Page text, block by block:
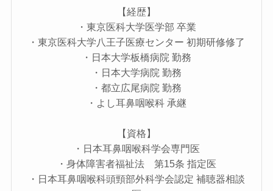
【経歴】
・東京医科大学医学部 卒業
・東京医科大学八王子医療センター 初期研修修了
・日本大学板橋病院 勤務
・日本大学病院 勤務
・都立広尾病院 勤務
・よし耳鼻咽喉科 承継
【資格】
・日本耳鼻咽喉科学会専門医
・身体障害者福祉法 第15条 指定医
・日本耳鼻咽喉科頭頸部外科学会認定 補聴器相談